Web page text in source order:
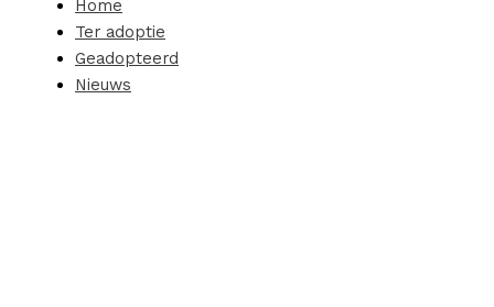
Home
Ter adoptie
Geadopteerd
Nieuws